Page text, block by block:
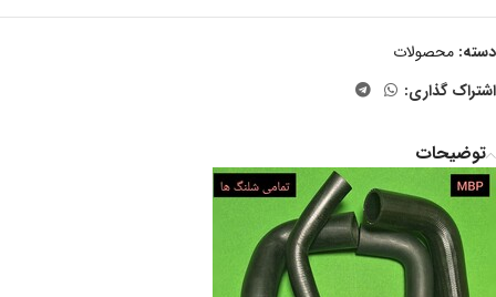
دسته: محصولات
اشتراک گذاری:
توضیحات